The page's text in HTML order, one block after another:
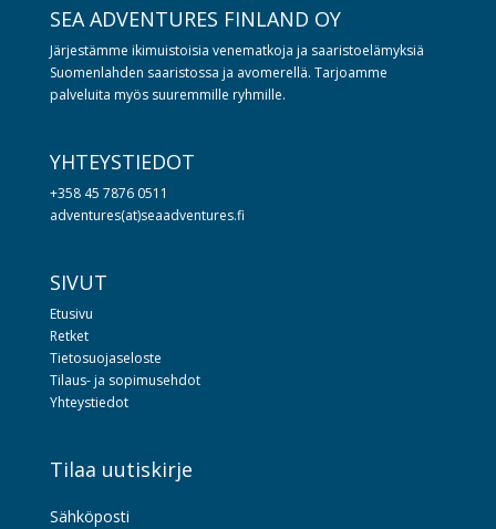
SEA ADVENTURES FINLAND OY
Järjestämme ikimuistoisia venematkoja ja saaristoelämyksiä
Suomenlahden saaristossa ja avomerellä. Tarjoamme
palveluita myös suuremmille ryhmille.
YHTEYSTIEDOT
+358 45 7876 0511
adventures(at)seaadventures.fi
SIVUT
Etusivu
Retket
Tietosuojaseloste
Tilaus- ja sopimusehdot
Yhteystiedot
Tilaa uutiskirje
Sähköposti